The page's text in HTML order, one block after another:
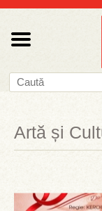
Artă și